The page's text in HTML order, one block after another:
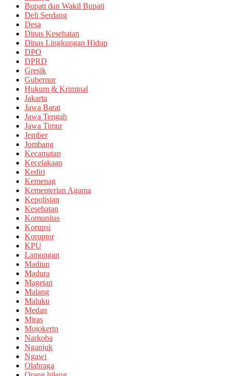
Bupati dan Wakil Bupati
Deli Serdang
Desa
Dinas Kesehatan
Dinas Lingkungan Hidup
DPO
DPRD
Gresik
Gubernur
Hukum & Kriminal
Jakarta
Jawa Barat
Jawa Tengah
Jawa Timur
Jember
Jombang
Kecamatan
Kecelakaan
Kediri
Kemenag
Kementerian Agama
Kepolisian
Kesehatan
Komunitas
Korupsi
Koruptor
KPU
Lamongan
Madiun
Madura
Magetan
Malang
Maluku
Medan
Miras
Mojokerto
Narkoba
Nganjuk
Ngawi
Olahraga